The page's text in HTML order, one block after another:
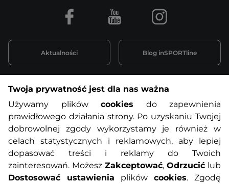
Informacje o zakupach
O nas Regulamin sklepu
Polityka prywatności Koszty przesyłek
Aktualności Blog inSPORTline
Facebook Youtube Instagram
Twoja prywatność jest dla nas ważna
Używamy plików cookies do zapewnienia
prawidłowego działania strony. Po uzyskaniu Twojej
dobrowolnej zgody wykorzystamy je również w
celach statystycznych i reklamowych, aby lepiej
dopasować treści i reklamy do Twoich
zainteresowań. Możesz Zakceptować, Odrzucić lub
Dostosować ustawienia plików cookies. Zgodę